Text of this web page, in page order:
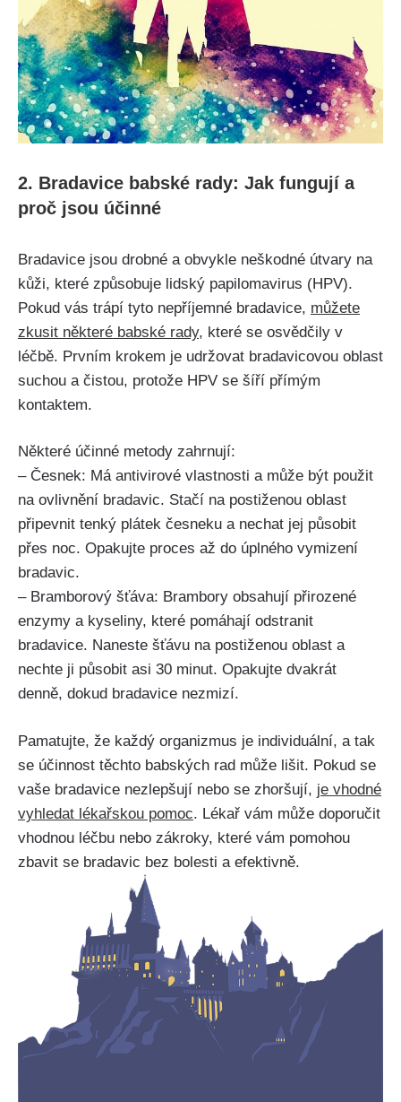
2. Bradavice babské rady: Jak fungují a
proč jsou účinné
Bradavice jsou drobné a obvykle ⁤neškodné útvary ‍na
kůži, které způsobuje lidský papilomavirus (HPV).
Pokud vás trápí tyto nepříjemné bradavice, můžete
zkusit některé babské rady, které se osvědčily ​v‍
léčbě.‌ Prvním krokem je udržovat bradavicovou oblast⁤
suchou a čistou, protože HPV⁤ se šíří ⁣přímým
kontaktem.
Některé⁢ účinné metody zahrnují:
– Česnek: Má antivirové⁣ vlastnosti a může být použit
⁤na ovlivnění bradavic. Stačí na⁣ postiženou⁢ oblast⁢
připevnit‌ tenký plátek česneku a nechat jej působit
přes noc. Opakujte​ proces až do úplného vymizení ​
bradavic.
– Bramborový šťáva: Brambory obsahují přirozené
enzymy‌ a kyseliny, které‌ pomáhají odstranit
bradavice. Naneste šťávu ⁢na postiženou oblast a ​
nechte ji působit asi 30 minut. Opakujte dvakrát
denně,‌ dokud bradavice nezmizí.
Pamatujte,⁣ že každý organizmus‌ je individuální, a tak
se účinnost těchto babských rad může⁢ lišit. Pokud se
vaše bradavice nezlepšují nebo se zhoršují, je vhodné
vyhledat ‍lékařskou⁢ pomoc. Lékař vám ‍může doporučit
vhodnou léčbu nebo zákroky,‍ které vám pomohou
zbavit se bradavic ‌bez bolesti ⁢a efektivně.